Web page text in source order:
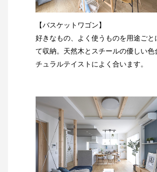
【バスケットワゴン】
好きなもの、よく使うものを用途ごと
て収納。天然木とスチールの優しい色
チュラルテイストによく合います。